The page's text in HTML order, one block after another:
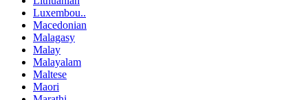
Luxembou..
Macedonian
Malagasy
Malay
Malayalam
Maltese
Maori